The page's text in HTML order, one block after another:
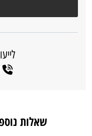
077-9973868
שאלות